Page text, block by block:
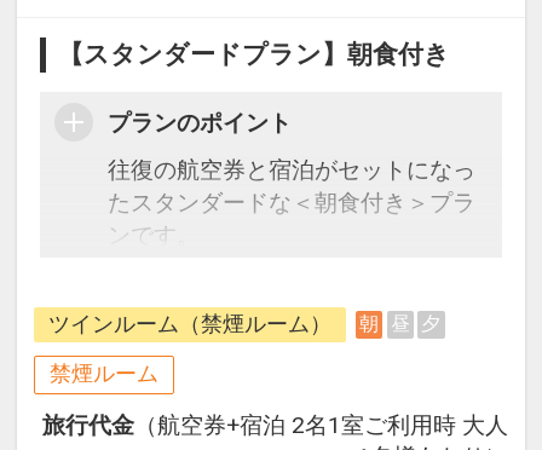
【スタンダードプラン】朝食付き
プランのポイント
往復の航空券と宿泊がセットになっ
たスタンダードな＜朝食付き＞プラ
ンです。
できるダイナミックパッケージだか
ら、一都市滞在はもちろん周遊旅行
にも最適！
旅行期間中の1泊だけの宿泊や延
泊・飛び泊なども自由自在です。
ツインルーム（禁煙ルーム） 朝 昼 夕
禁煙ルーム
旅行代金 （航空券+宿泊 2名1室ご利用時 大人